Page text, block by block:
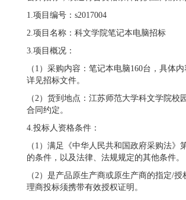
1.项目编号：s2017004
2.项目名称：科文学院笔记本电脑招标
3.项目概况：
（1）采购内容：笔记本电脑160台，具体
详见招标文件。
（2）货到地点：江苏师范大学科文学院校
合同约定。
4.投标人资格条件：
（1）满足《中华人民共和国政府采购法》
的条件，以及法律、法规规定的其他条件。
（2）是产品原生产商或原生产商的指定/
理商投标须携带有效授权证明。